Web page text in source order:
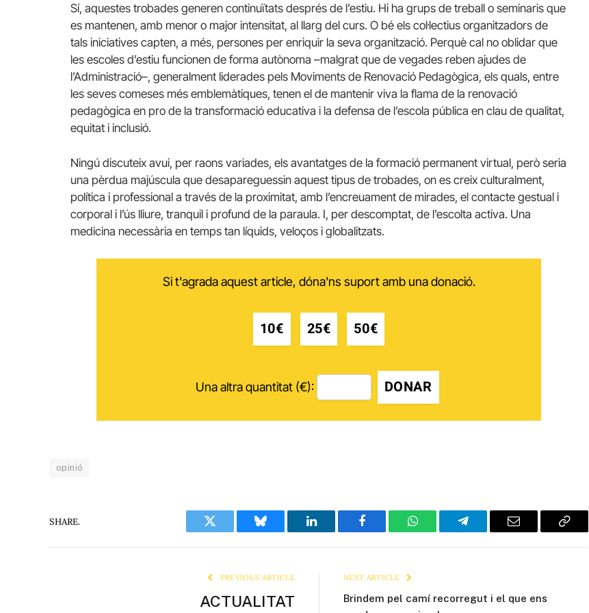
Sí, aquestes trobades generen continuïtats després de l’estiu. Hi ha grups de treball o seminaris que
es mantenen, amb menor o major intensitat, al llarg del curs. O bé els col·lectius organitzadors de
tals iniciatives capten, a més, persones per enriquir la seva organització. Perquè cal no oblidar que
les escoles d’estiu funcionen de forma autònoma –malgrat que de vegades reben ajudes de
l’Administració–, generalment liderades pels Moviments de Renovació Pedagògica, els quals, entre
les seves comeses més emblemàtiques, tenen el de mantenir viva la flama de la renovació
pedagògica en pro de la transformació educativa i la defensa de l’escola pública en clau de qualitat,
equitat i inclusió.
Ningú discuteix avui, per raons variades, els avantatges de la formació permanent virtual, però seria
una pèrdua majúscula que desapareguessin aquest tipus de trobades, on es creix culturalment,
política i professional a través de la proximitat, amb l’encreuament de mirades, el contacte gestual i
corporal i l’ús lliure, tranquil i profund de la paraula. I, per descomptat, de l’escolta activa. Una
medicina necessària en temps tan líquids, veloços i globalitzats.
Si t'agrada aquest article, dóna'ns suport amb una donació.
10€ 25€ 50€
Una altra quantitat (€): DONAR
opinió
SHARE.
Twitter Bluesky LinkedIn Facebook WhatsAppTelegram Email
Copy
PREVIOUS ARTICLE
ACTUALITAT
NEXT ARTICLE
Brindem pel camí recorregut i el que ens